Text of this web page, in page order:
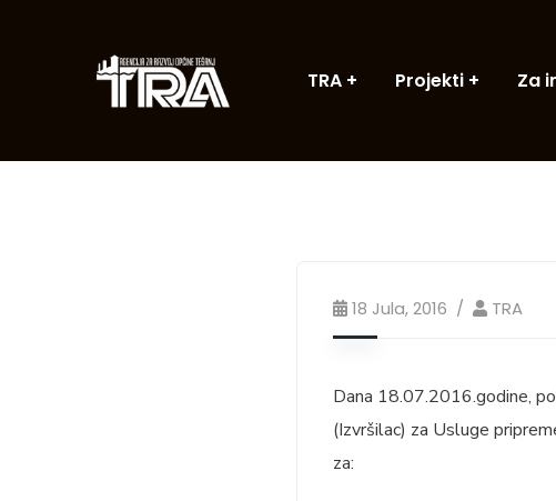
TRA Projekti Za
18 Jula, 2016 TRA
Dana 18.07.2016.godine,
(Izvršilac) za Usluge
za: